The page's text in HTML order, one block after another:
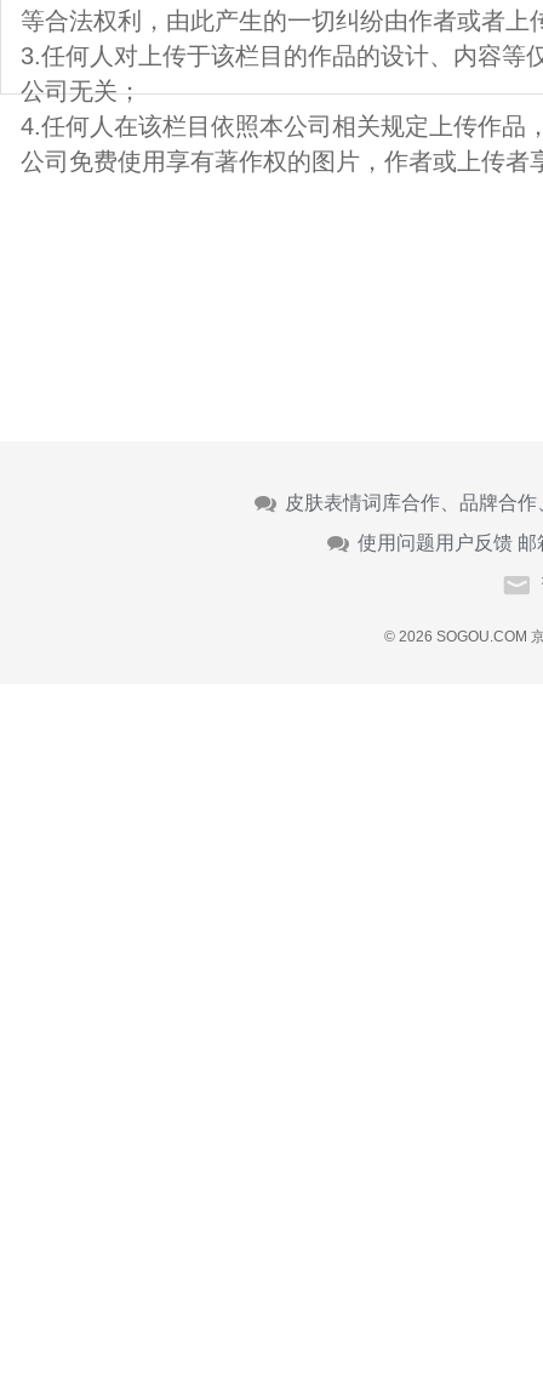
等合法权利，由此产生的一切纠纷由作者或者上
3.任何人对上传于该栏目的作品的设计、内容等
公司无关；
4.任何人在该栏目依照本公司相关规定上传作品
公司免费使用享有著作权的图片，作者或上传者
皮肤表情词库合作、品牌合
使用问题用户反馈 邮
© 2026 SOGOU.COM